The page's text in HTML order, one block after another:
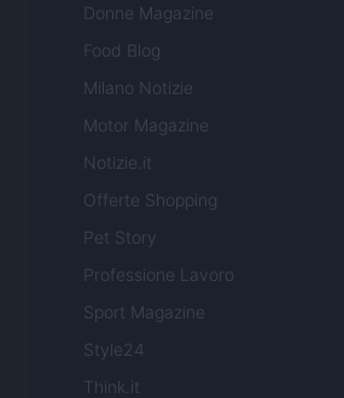
Donne Magazine
Food Blog
Milano Notizie
Motor Magazine
Notizie.it
Offerte Shopping
Pet Story
Professione Lavoro
Sport Magazine
Style24
Think.it